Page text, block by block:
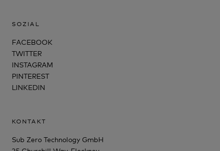
SOZIAL
FACEBOOK
TWITTER
INSTAGRAM
PINTEREST
LINKEDIN
KONTAKT
Sub Zero Technology GmbH